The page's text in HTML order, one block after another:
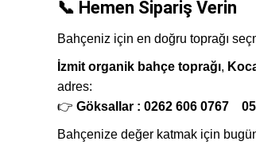
📞 Hemen Sipariş Verin
Bahçeniz için en doğru toprağı
İzmit organik bahçe toprağı,
adres:
👉 Göksallar : 0262 606 0767
Bahçenize değer katmak için